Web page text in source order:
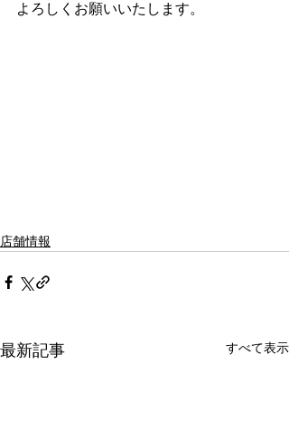
よろしくお願いいたします。
店舗情報
最新記事 すべて表示